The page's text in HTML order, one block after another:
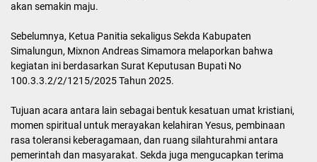
akan semakin maju.
Sebelumnya, Ketua Panitia sekaligus Sekda Kabupaten
Simalungun, Mixnon Andreas Simamora melaporkan bahwa
kegiatan ini berdasarkan Surat Keputusan Bupati No
100.3.3.2/2/1215/2025 Tahun 2025.
Tujuan acara antara lain sebagai bentuk kesatuan umat kristiani,
momen spiritual untuk merayakan kelahiran Yesus, pembinaan
rasa toleransi keberagamaan, dan ruang silahturahmi antara
pemerintah dan masyarakat. Sekda juga mengucapkan terima